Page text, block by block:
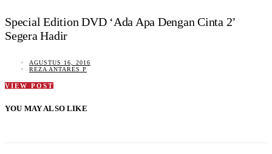
Special Edition DVD ‘Ada Apa Dengan Cinta 2’
Segera Hadir
AGUSTUS 16, 2016
REZA ANTARES P
VIEW POST
YOU MAY ALSO LIKE